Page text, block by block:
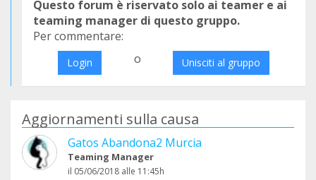
Questo forum è riservato solo ai teamer e ai
teaming manager di questo gruppo.
Per commentare:
Login o Unisciti al gruppo
Aggiornamenti sulla causa
Gatos Abandona2 Murcia
Teaming Manager
il 05/06/2018 alle 11:45h